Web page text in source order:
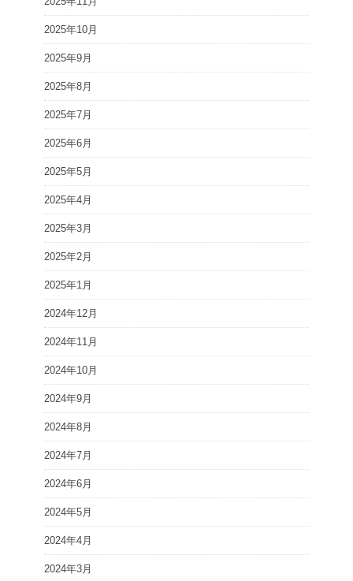
2025年10月
2025年9月
2025年8月
2025年7月
2025年6月
2025年5月
2025年4月
2025年3月
2025年2月
2025年1月
2024年12月
2024年11月
2024年10月
2024年9月
2024年8月
2024年7月
2024年6月
2024年5月
2024年4月
2024年3月